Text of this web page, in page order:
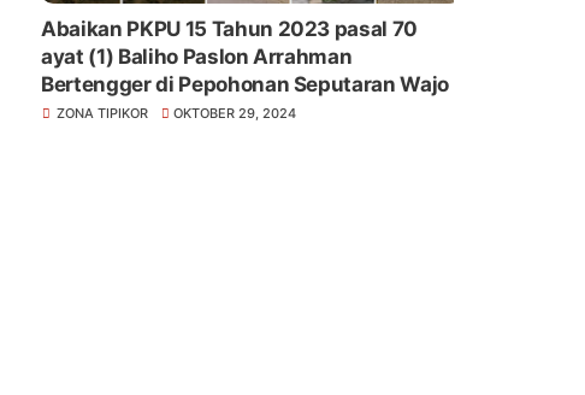
Abaikan PKPU 15 Tahun 2023 pasal 70
ayat (1) Baliho Paslon Arrahman
Bertengger di Pepohonan Seputaran Wajo
ZONA TIPIKOR OKTOBER 29, 2024